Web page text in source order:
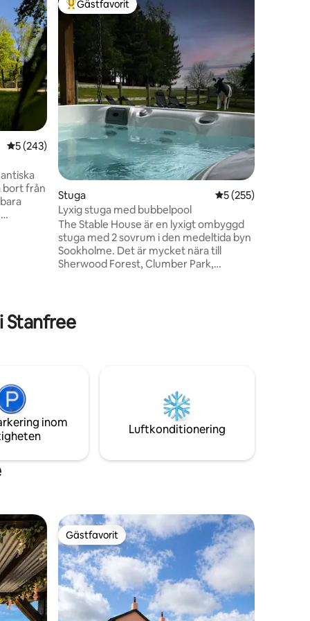
5 av 5 i genomsnittligt betyg, 243 omdömen
5 (243)
bort från
på
Populär gästfavorit
Gästfavorit
Stuga 5 av 5 i
5 (255)
Lyxig stuga med bubbelpool
The Stable House är en lyxigt ombyggd
stuga med 2 sovrum i den medeltida byn
Sookholme. Det är mycket nära till
Sherwood Forest, Clumber Park,
bilresa från Peak District, det är mycket
privat med en egen, helt inhägnad,
Stanfree
inom
Luftkonditionering
Gästfavorit
Gästfavorit